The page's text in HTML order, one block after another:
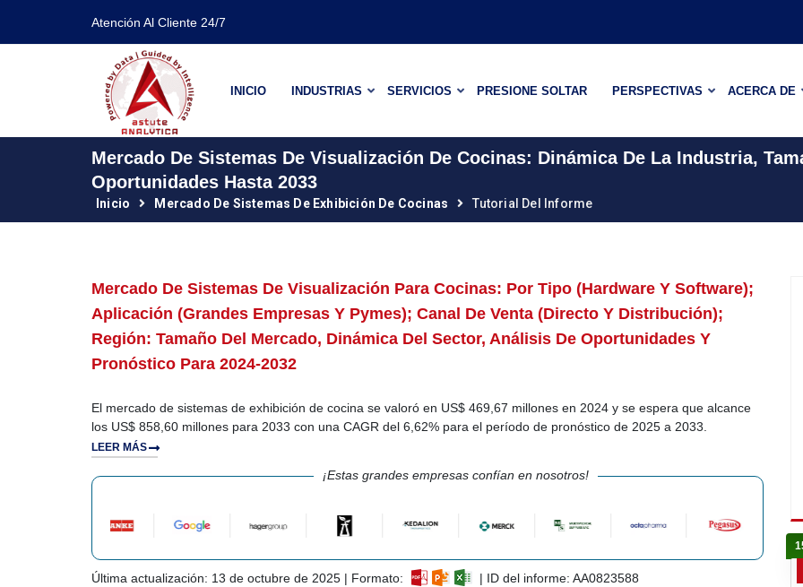
Atención Al Cliente 24/7
INICIO INDUSTRIAS SERVICIOS PRESIONE SOLTAR PERSPECTIVAS ACERCA DE
Mercado De Sistemas De Visualización De Cocinas: Dinámica De La Industria,
Oportunidades Hasta 2033
Inicio Mercado De Sistemas De Exhibición De Cocinas Tutorial Del Informe
Mercado De Sistemas De Visualización Para Cocinas: Por Tipo (hardware Y Software);
Aplicación (grandes Empresas Y Pymes); Canal De Venta (directo Y Distribución);
Región: Tamaño Del Mercado, Dinámica Del Sector, Análisis De Oportunidades Y
Pronóstico Para 2024-2032
El mercado de sistemas de exhibición de cocina se valoró en US$ 469,67 millones en 2024 y se espera que alcance
los US$ 858,60 millones para 2033 con una CAGR del 6,62% para el período de pronóstico de 2025 a 2033.
LEER MÁS
¡Estas grandes empresas confían en nosotros!
Última actualización: 13 de octubre de 2025 | Formato: | ID del informe: AA0823588